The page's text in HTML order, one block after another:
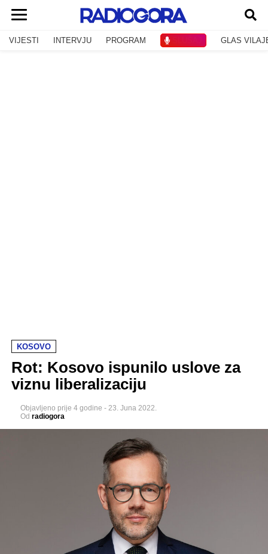
VIJESTI INTERVJU PROGRAM SLUŠAJ GLAS
KOSOVO
Rot: Kosovo ispunilo uslove za
viznu liberalizaciju
Objavljeno prije 4 godine - 23. Juna 2022.
Od radiogora